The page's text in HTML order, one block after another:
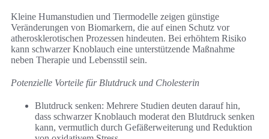
Kleine Humanstudien und Tiermodelle zeigen günstige
Veränderungen von Biomarkern, die auf einen Schutz vor
atherosklerotischen Prozessen hindeuten. Bei erhöhtem Risiko
kann schwarzer Knoblauch eine unterstützende Maßnahme
neben Therapie und Lebensstil sein.
Potenzielle Vorteile für Blutdruck und Cholesterin
Blutdruck senken: Mehrere Studien deuten darauf hin,
dass schwarzer Knoblauch moderat den Blutdruck senken
kann, vermutlich durch Gefäßerweiterung und Reduktion